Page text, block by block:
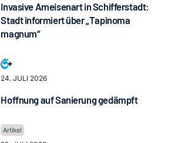
Invasive Ameisenart in Schifferstadt:
Stadt informiert über „Tapinoma
magnum“
24. JULI 2026
Hoffnung auf Sanierung gedämpft